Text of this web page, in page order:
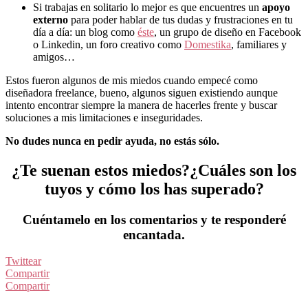
Si trabajas en solitario lo mejor es que encuentres un apoyo
externo para poder hablar de tus dudas y frustraciones en tu
día a día: un blog como éste, un grupo de diseño en Facebook
o Linkedin, un foro creativo como Domestika, familiares y
amigos…
Estos fueron algunos de mis miedos cuando empecé como
diseñadora freelance, bueno, algunos siguen existiendo aunque
intento encontrar siempre la manera de hacerles frente y buscar
soluciones a mis limitaciones e inseguridades.
No dudes nunca en pedir ayuda, no estás sólo.
¿Te suenan estos miedos?¿Cuáles son los
tuyos y cómo los has superado?
Cuéntamelo en los comentarios y te responderé
encantada.
Twittear
Compartir
Compartir